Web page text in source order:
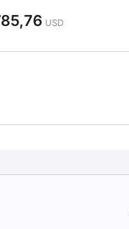
USD